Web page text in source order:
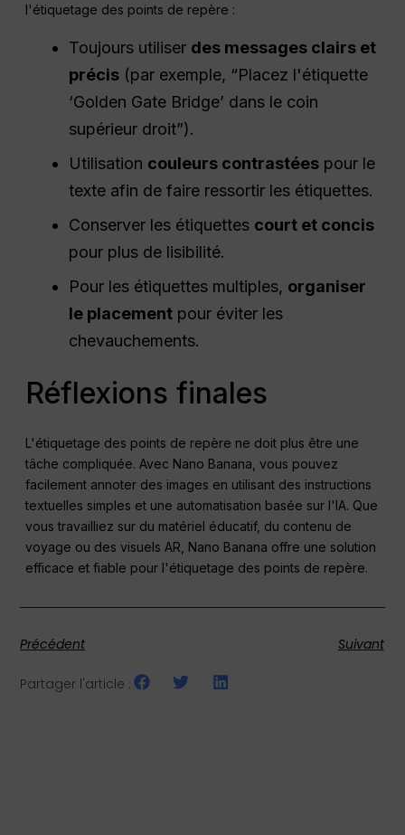
l'étiquetage des points de repère :
Toujours utiliser des messages clairs et
précis (par exemple, “Placez l'étiquette
‘Golden Gate Bridge’ dans le coin
supérieur droit”).
Utilisation couleurs contrastées pour le
texte afin de faire ressortir les étiquettes.
Conserver les étiquettes court et concis
pour plus de lisibilité.
Pour les étiquettes multiples, organiser
le placement pour éviter les
chevauchements.
Réflexions finales
L'étiquetage des points de repère ne doit plus être une
tâche compliquée. Avec Nano Banana, vous pouvez
facilement annoter des images en utilisant des instructions
textuelles simples et une automatisation basée sur l'IA. Que
vous travailliez sur du matériel éducatif, du contenu de
voyage ou des visuels AR, Nano Banana offre une solution
efficace et fiable pour l'étiquetage des points de repère.
Précédent Suivant
Partager l'article :